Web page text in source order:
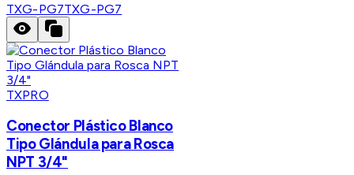
TXG-PG7TXG-PG7
TXPRO
Conector Plástico Blanco
Tipo Glándula para Rosca
NPT 3/4"